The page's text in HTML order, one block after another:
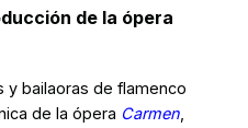
de la ópera
y bailaoras de flamenco
de la ópera Carmen